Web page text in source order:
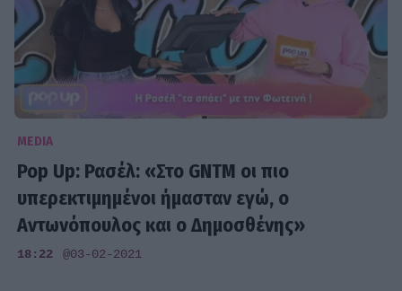
MEDIA
Pop Up: Ρασέλ: «Στο GNTM οι πιο
υπερεκτιμημένοι ήμασταν εγώ, ο
Αντωνόπουλος και ο Δημοσθένης»
18:22 @03-02-2021